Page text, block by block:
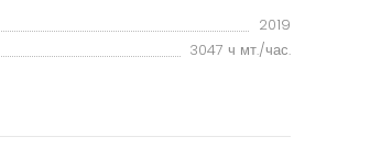
2019
3047 ч мт./час.